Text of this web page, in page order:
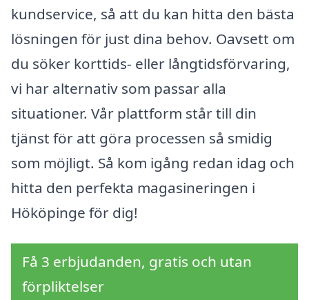
kundservice, så att du kan hitta den bästa
lösningen för just dina behov. Oavsett om
du söker korttids- eller långtidsförvaring,
vi har alternativ som passar alla
situationer. Vår plattform står till din
tjänst för att göra processen så smidig
som möjligt. Så kom igång redan idag och
hitta den perfekta magasineringen i
Hököpinge för dig!
Få 3 erbjudanden, gratis och utan
förpliktelser